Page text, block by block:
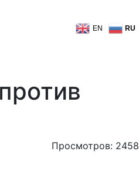
EN RU
Просмотров: 2458